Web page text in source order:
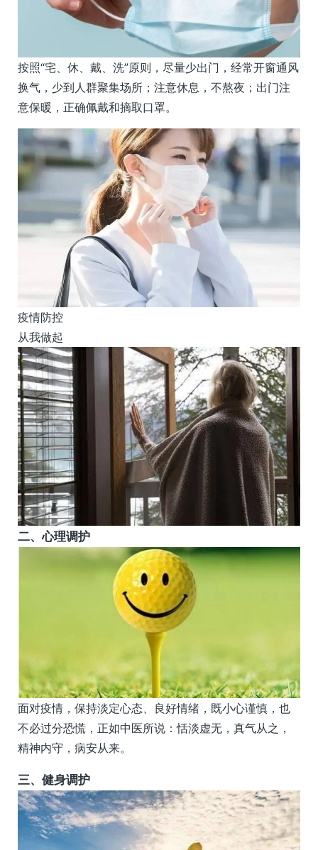
按照“宅、休、戴、洗”原则，尽量少出门，经常开窗通风
换气，少到人群聚集场所；注意休息，不熬夜；出门注
意保暖，正确佩戴和摘取口罩。
疫情防控
从我做起
二、心理调护
面对疫情，保持淡定心态、良好情绪，既小心谨慎，也
不必过分恐慌，正如中医所说：恬淡虚无，真气从之，
精神内守，病安从来。
三、健身调护